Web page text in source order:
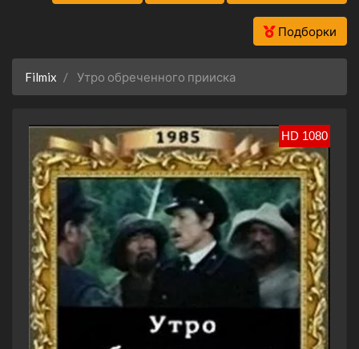
Подборки
Filmix Утро обреченного прииска
HD 1080